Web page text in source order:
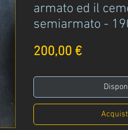
armato ed il
semiarmato -
200,00 €Prezzo